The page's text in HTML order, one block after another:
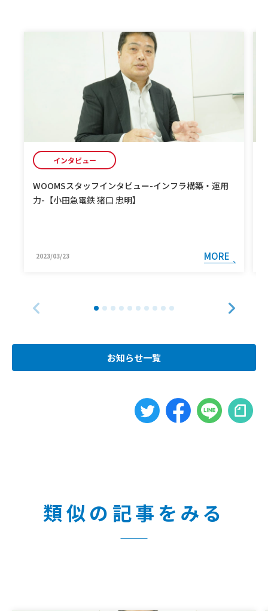
インタビュー
WOOMSスタッフインタビュー-インフラ構築・運用
力-【小田急電鉄 猪口 忠明】
2023/03/23 MORE
お知らせ一覧
類似の記事をみる